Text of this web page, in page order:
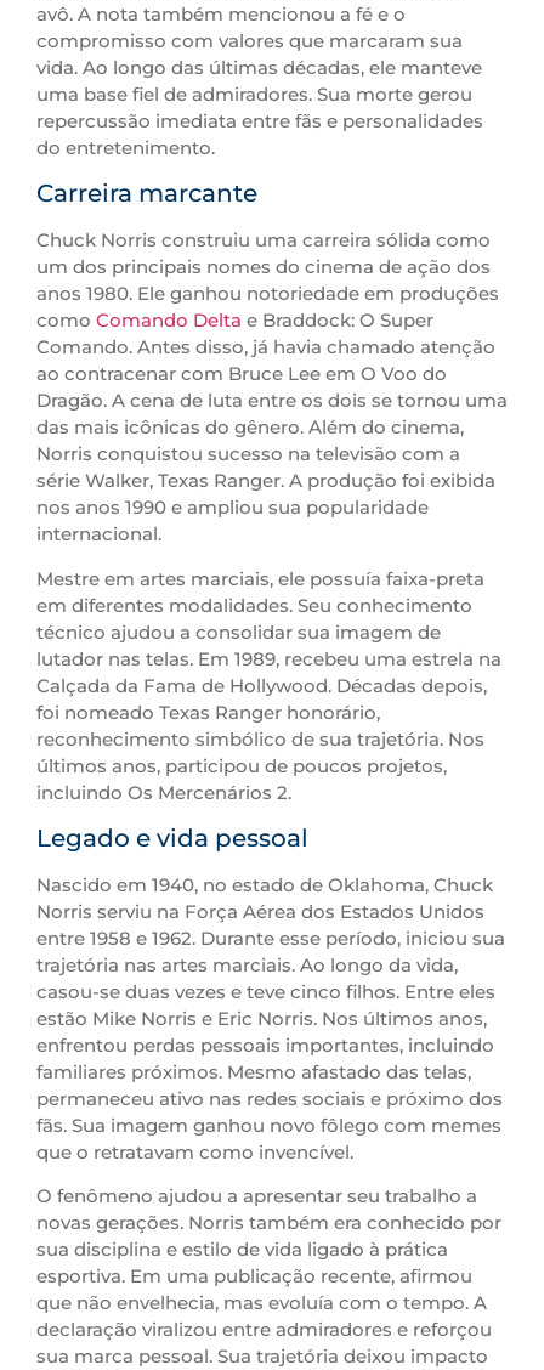
avô. A nota também mencionou a fé e o
compromisso com valores que marcaram sua
vida. Ao longo das últimas décadas, ele manteve
uma base fiel de admiradores. Sua morte gerou
repercussão imediata entre fãs e personalidades
do entretenimento.
Carreira marcante
Chuck Norris construiu uma carreira sólida como
um dos principais nomes do cinema de ação dos
anos 1980. Ele ganhou notoriedade em produções
como Comando Delta e Braddock: O Super
Comando. Antes disso, já havia chamado atenção
ao contracenar com Bruce Lee em O Voo do
Dragão. A cena de luta entre os dois se tornou uma
das mais icônicas do gênero. Além do cinema,
Norris conquistou sucesso na televisão com a
série Walker, Texas Ranger. A produção foi exibida
nos anos 1990 e ampliou sua popularidade
internacional.
Mestre em artes marciais, ele possuía faixa-preta
em diferentes modalidades. Seu conhecimento
técnico ajudou a consolidar sua imagem de
lutador nas telas. Em 1989, recebeu uma estrela na
Calçada da Fama de Hollywood. Décadas depois,
foi nomeado Texas Ranger honorário,
reconhecimento simbólico de sua trajetória. Nos
últimos anos, participou de poucos projetos,
incluindo Os Mercenários 2.
Legado e vida pessoal
Nascido em 1940, no estado de Oklahoma, Chuck
Norris serviu na Força Aérea dos Estados Unidos
entre 1958 e 1962. Durante esse período, iniciou sua
trajetória nas artes marciais. Ao longo da vida,
casou-se duas vezes e teve cinco filhos. Entre eles
estão Mike Norris e Eric Norris. Nos últimos anos,
enfrentou perdas pessoais importantes, incluindo
familiares próximos. Mesmo afastado das telas,
permaneceu ativo nas redes sociais e próximo dos
fãs. Sua imagem ganhou novo fôlego com memes
que o retratavam como invencível.
O fenômeno ajudou a apresentar seu trabalho a
novas gerações. Norris também era conhecido por
sua disciplina e estilo de vida ligado à prática
esportiva. Em uma publicação recente, afirmou
que não envelhecia, mas evoluía com o tempo. A
declaração viralizou entre admiradores e reforçou
sua marca pessoal. Sua trajetória deixou impacto